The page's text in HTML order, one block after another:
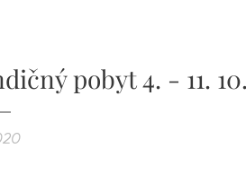
pobyt 4. - 11.